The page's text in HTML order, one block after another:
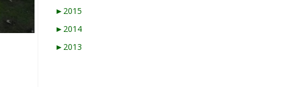
► 2015
► 2014
► 2013